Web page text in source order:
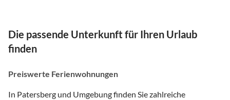
Die passende Unterkunft für Ihren Urlaub
finden
Preiswerte Ferienwohnungen
In Patersberg und Umgebung finden Sie zahlreiche